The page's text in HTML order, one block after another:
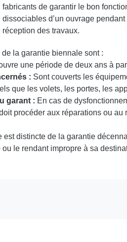
fabricants de garantir le bon
dissociables d’un ouvrage
réception des travaux.
la garantie biennale sont :
une période de deux ans à
: Sont couverts les
que les volets, les portes, les
garant : En cas de
procéder aux réparations ou au
est distincte de la garantie
ou le rendant impropre à sa